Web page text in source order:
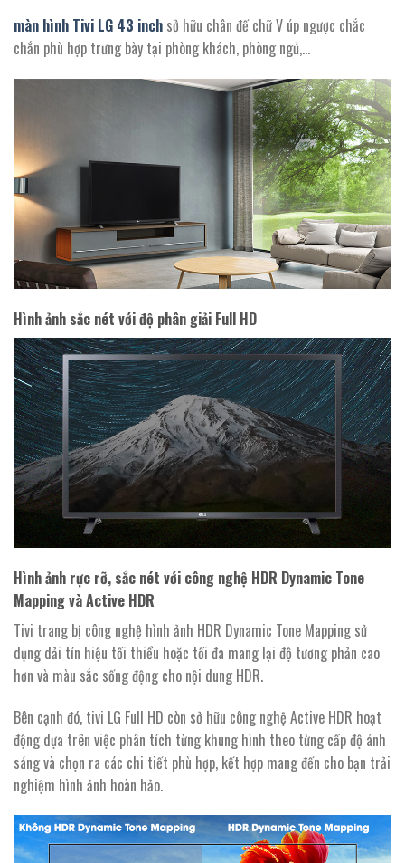
màn hình Tivi LG 43 inch sở hữu chân đế chữ V úp ngược chắc
chắn phù hợp trưng bày tại phòng khách, phòng ngủ,…
Hình ảnh sắc nét với độ phân giải Full HD
Hình ảnh rực rỡ, sắc nét với công nghệ HDR Dynamic Tone
Mapping và Active HDR
Tivi trang bị công nghệ hình ảnh HDR Dynamic Tone Mapping sử
dụng dải tín hiệu tối thiểu hoặc tối đa mang lại độ tương phản cao
hơn và màu sắc sống động cho nội dung HDR.
Bên cạnh đó, tivi LG Full HD còn sở hữu công nghệ Active HDR hoạt
động dựa trên việc phân tích từng khung hình theo từng cấp độ ánh
sáng và chọn ra các chi tiết phù hợp, kết hợp mang đến cho bạn trải
nghiệm hình ảnh hoàn hảo.